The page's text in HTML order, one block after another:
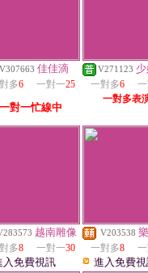
V307663 佳佳滴
多6 一對一25
一對一忙線中
V271123
一對多6
一對多表
越南雕像
多8 一對一30
入免費視訊
V203538
一對多8
進入免費